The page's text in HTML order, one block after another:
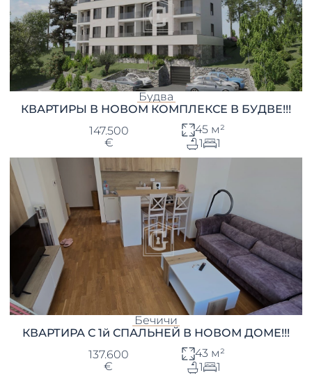
Будва
КВАРТИРЫ В НОВОМ КОМПЛЕКСЕ В БУДВЕ!!!
147.500
€
45 м²
1
1
Бечичи
КВАРТИРА С 1й СПАЛЬНЕЙ В НОВОМ ДОМЕ!!!
137.600
€
43 м²
1
1